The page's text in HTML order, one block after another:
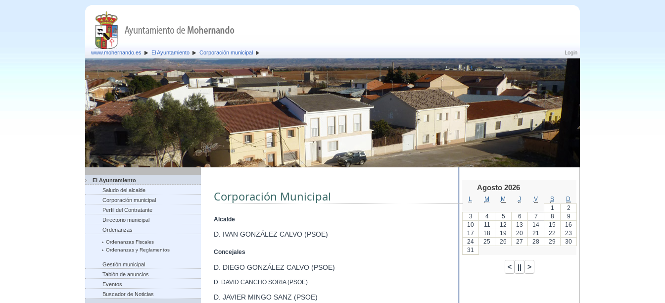
Login
www.mohernando.es El Ayuntamiento Corporación municipal
El Ayuntamiento
Saludo del alcalde
Corporación municipal
Perfil del Contratante
Directorio municipal
Ordenanzas
Ordenanzas Fiscales
Ordenanzas y Reglamentos
Gestión municipal
Tablón de anuncios
Eventos
Buscador de Noticias
Corporación Municipal
Alcalde
D. IVAN GONZÁLEZ CALVO (PSOE)
Concejales
D. DIEGO GONZÁLEZ CALVO (PSOE)
D. DAVID CANCHO SORIA (PSOE)
D. JAVIER MINGO SANZ (PSOE)
Agosto 2026
M M J V S
D
1
2
3
4 5 6 7 8
9
10
11 12 13 14 15
16
17
18 19 20 21 22
23
24
25 26 27 28 29
30
31